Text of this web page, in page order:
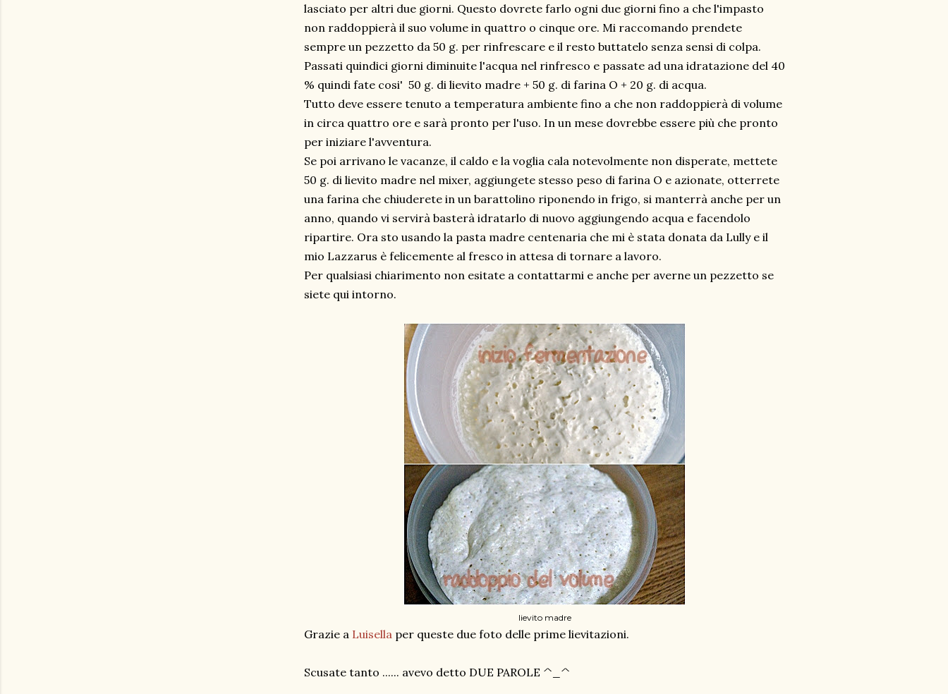
lasciato per altri due giorni. Questo dovrete farlo ogni due giorni fino a che l'impasto
non raddoppierà il suo volume in quattro o cinque ore. Mi raccomando prendete
sempre un pezzetto da 50 g. per rinfrescare e il resto buttatelo senza sensi di colpa.
Passati quindici giorni diminuite l'acqua nel rinfresco e passate ad una idratazione del 40
% quindi fate cosi' 50 g. di lievito madre + 50 g. di farina O + 20 g. di acqua.
Tutto deve essere tenuto a temperatura ambiente fino a che non raddoppierà di volume
in circa quattro ore e sarà pronto per l'uso. In un mese dovrebbe essere più che pronto
per iniziare l'avventura.
Se poi arrivano le vacanze, il caldo e la voglia cala notevolmente non disperate, mettete
50 g. di lievito madre nel mixer, aggiungete stesso peso di farina O e azionate, otterrete
una farina che chiuderete in un barattolino riponendo in frigo, si manterrà anche per un
anno, quando vi servirà basterà idratarlo di nuovo aggiungendo acqua e facendolo
ripartire. Ora sto usando la pasta madre centenaria che mi è stata donata da Lully e il
mio Lazzarus è felicemente al fresco in attesa di tornare a lavoro.
Per qualsiasi chiarimento non esitate a contattarmi e anche per averne un pezzetto se
siete qui intorno.
lievito madre
Grazie a Luisella per queste due foto delle prime lievitazioni.
Scusate tanto ...... avevo detto DUE PAROLE ^_^